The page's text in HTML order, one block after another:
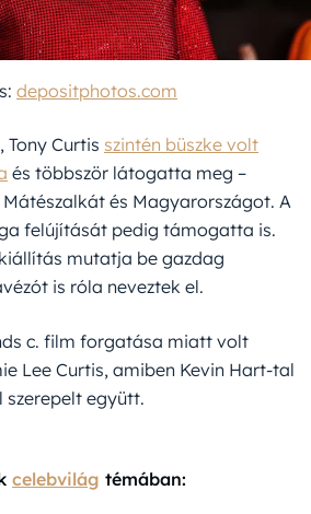
depositphotos.com
Tony Curtis szintén büszke volt
és többször látogatta meg –
és Magyarországot. A
felújítását pedig támogatta is.
mutatja be gazdag
is róla neveztek el.
c. film forgatása miatt volt
Lee Curtis, amiben Kevin Hart-tal
szerepelt együtt.
celebvilág témában: